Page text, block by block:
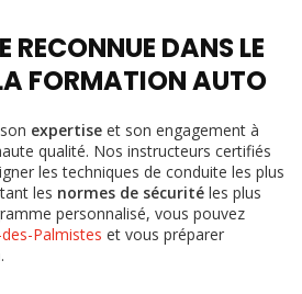
RECONNUE DANS LE
FORMATION AUTO
expertise et son engagement à
qualité. Nos instructeurs certifiés
les techniques de conduite les plus
les normes de sécurité les plus
personnalisé, vous pouvez
Palmistes et vous préparer